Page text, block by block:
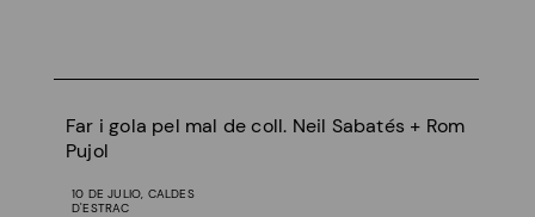
Far i gola pel mal de coll. Neil Sabatés + Rom
Pujol
10 DE JULIO, CALDES
D'ESTRAC